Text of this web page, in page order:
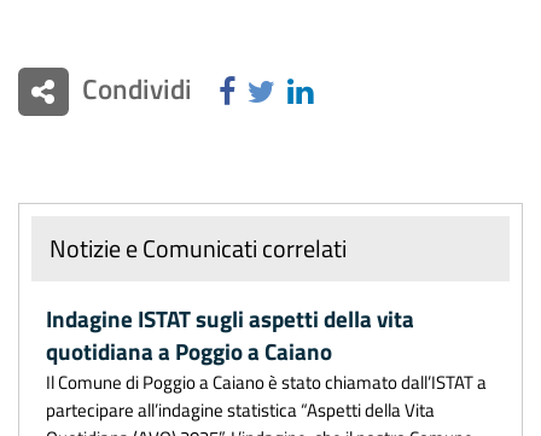
Condividi
Notizie e Comunicati correlati
Indagine ISTAT sugli aspetti della vita
quotidiana a Poggio a Caiano
Il Comune di Poggio a Caiano è stato chiamato dall’ISTAT a
partecipare all’indagine statistica “Aspetti della Vita